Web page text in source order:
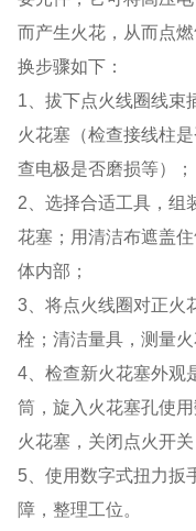
而产生火花，从而点
换步骤如下：
1、拔下点火线圈线束
火花塞（检查接线柱
查电极是否磨损等）；
2、选择合适工具，组
花塞；用清洁布遮盖
体内部；
3、将点火线圈对正火
栓；清洁量具，测量
4、检查新火花塞外观
筒，旋入火花塞孔使
火花塞，关闭点火开
5、使用数字式扭力扳
障，整理工位。